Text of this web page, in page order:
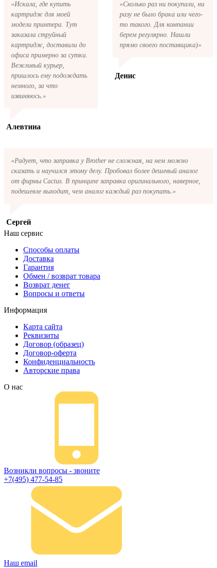
оформить доставку. Если вы не получили
письмо с копией заказа, пожалуйста,
свяжитесь с нами через сервис обратная
связь, или позвоните.
«Искала, где купить
картридж для моей
модели принтера. Тут
заказала струйный
картридж, доставили до
офиса примерно за сутки.
Вежливый курьер,
пришлось ему подождать
немного, за что
извиняюсь.»
Алевтина
«Сколько раз ни покупали, ни
разу не было брака или чего-
то такого. Для компании
берем регулярно. Нашли
прямо своего поставщика)»
Денис
«Радует, что заправка у Brother не сложная, на нем можно
сказать и научился этому делу. Пробовал более дешевый аналог
от фирмы Cactus. В принципе заправка оригинального, наверное,
подешевле выходит, чем аналог каждый раз покупать.»
Сергей
Наш сервис
Способы оплаты
Доставка
Гарантия
Обмен / возврат товара
Возврат денег
Вопросы и ответы
Информация
Карта сайта
Реквизиты
Договор (образец)
Договор-оферта
Конфиденциальность
Авторские права
О нас
Возникли вопросы - звоните
+7(495) 477-54-85
Наш email